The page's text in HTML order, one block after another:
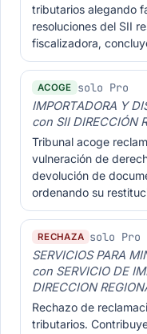
tributarios alegando
resoluciones del SII
fiscalizadora,
ACOGE solo Pro
IMPORTADORA Y
con SII DIRECCIÓN
Tribunal acoge
vulneración de
devolución de
ordenando su
RECHAZA solo Pro
SERVICIOS PARA
con SERVICIO DE
DIRECCION
Rechazo de
tributarios.